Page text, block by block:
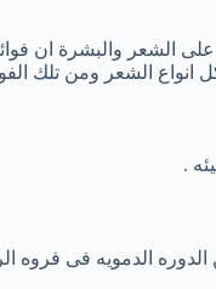
الشعر والبشرة ان
الشعر ومن تلك
.
الدمويه فى فروه